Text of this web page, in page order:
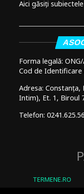
Aici găsiți
Forma legală:
Cod de Identificare
Adresa: Constanța,
Intim), Et. 1, Biroul
Telefon:
TERMENE.RO